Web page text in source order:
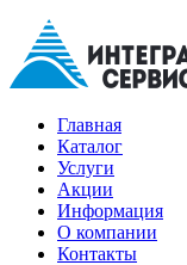
Главная
Каталог
Услуги
Акции
Информация
О компании
Контакты